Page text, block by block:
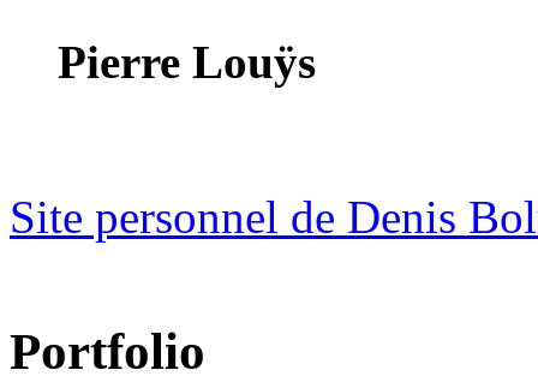
Pierre Louÿs
Site personnel de Denis
Portfolio